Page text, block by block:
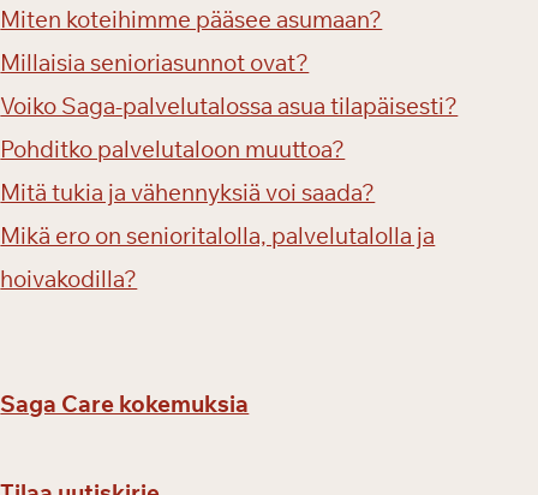
Miten koteihimme pääsee asumaan?
Millaisia senioriasunnot ovat?
Voiko Saga-palvelutalossa asua tilapäisesti?
Pohditko palvelutaloon muuttoa?
Mitä tukia ja vähennyksiä voi saada?
Mikä ero on senioritalolla, palvelutalolla ja
hoivakodilla?
Saga Care kokemuksia